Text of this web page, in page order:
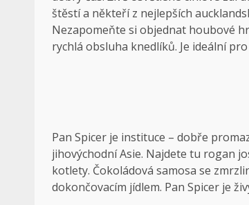
štěstí a někteří z nejlepších
Nezapomeňte si objednat houbové
rychlá obsluha knedlíků. Je ideální
Pan Spicer je instituce – dobře
jihovýchodní Asie. Najdete tu rogan
kotlety. Čokoládová samosa se
dokončovacím jídlem. Pan Spicer je